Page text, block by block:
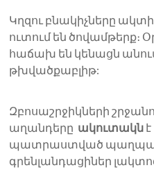
Կղզու բնակիչները
ուտում են ծովամթերք։
հաճախ են կենացն
թխվածքաբլիթ:
Զբոսաշրջիկների
աղանդերը ակուտակն
պատրաստված
գրենլանդացիներ